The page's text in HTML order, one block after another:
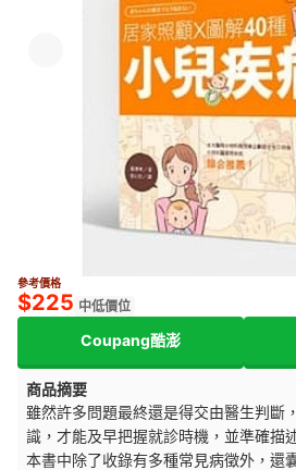
參考價格
$225 中低價位
Coupang酷澎
商品摘要
雖然許多問題最終還是得交由醫生判斷
識，才能及早把握就診時機，並準確描
本書中除了收錄有多種常見病徵外，還